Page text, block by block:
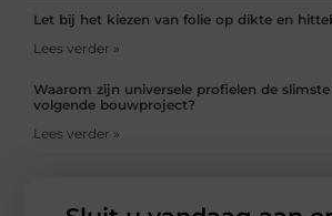
Let bij het kiezen van folie op dikte en
Lees verder »
Waarom zijn universele profielen de
volgende bouwproject?
Lees verder »